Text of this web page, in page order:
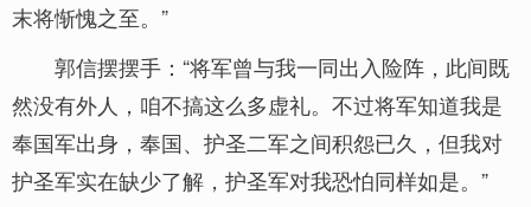
末将惭愧之至。”
郭信摆摆手：“将军曾与我一同出入险阵，此间既
然没有外人，咱不搞这么多虚礼。不过将军知道我是
奉国军出身，奉国、护圣二军之间积怨已久，但我对
护圣军实在缺少了解，护圣军对我恐怕同样如是。”